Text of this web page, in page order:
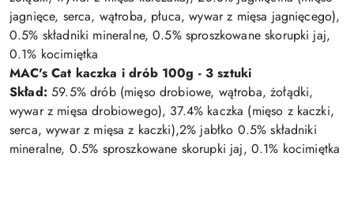
jagnięce, serca, wątroba, płuca, wywar z mięsa jagnięcego),
0.5% składniki mineralne, 0.5% sproszkowane skorupki jaj,
0.1% kocimiętka
MAC's Cat kaczka i drób 100g - 3 sztuki
Skład:59.5% drób (mięso drobiowe, wątroba, żołądki,
wywar z mięsa drobiowego), 37.4% kaczka (mięso z kaczki,
serca, wywar z mięsa z kaczki),2% jabłko 0.5% składniki
mineralne, 0.5% sproszkowane skorupki jaj, 0.1% kocimiętka